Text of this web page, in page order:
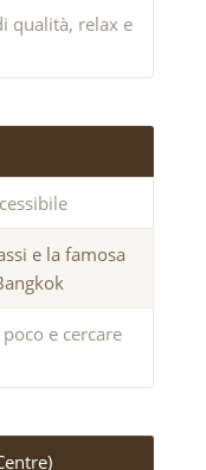
qualità, relax e
e la famosa
e cercare